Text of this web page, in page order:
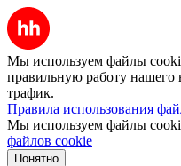
Мы используем файлы
правильную работу нашего
трафик.
Правила использования
Мы используем файлы
файлов cookie
Понятно